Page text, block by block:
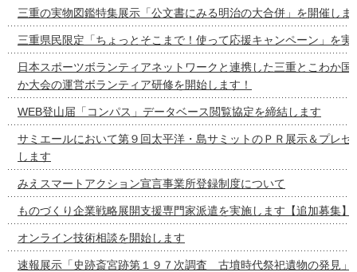
三重の実物図鑑特集展示「公文書にみる明治の大合併」を開催しま
三重県民限定「ちょっとそこまで！使って応援キャンペーン」を実
日本スポーツボランティアネットワークと連携した三重とこわか国
か大会の運営ボランティア研修を開始します！
WEB登山届「コンパス」データベース閲覧協定を締結します
サミエールにおいて第９回太平洋・島サミットのＰＲ展示＆プレゼ
します
みえスマートアクション宣言事業所登録制度について
ものづくり企業戦略展開支援専門家派遣を実施します【追加募集】
オンライン技術相談を開始します
速報展示「史跡斎宮跡第１９７次調査 古墳時代祭祀遺物の発見」